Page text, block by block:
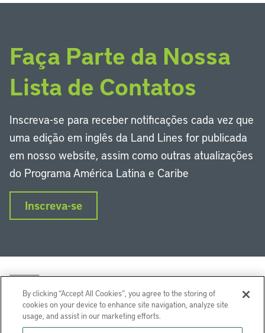
Faça Parte da Nossa
Lista de Contatos
Inscreva-se para receber notificações cada vez que
uma edição em inglês da Land Lines for publicada
em nosso website, assim como outras atualizações
do Programa América Latina e Caribe
Inscreva-se
By clicking “Accept All Cookies”, you agree to the storing of
cookies on your device to enhance site navigation, analyze site
usage, and assist in our marketing efforts.